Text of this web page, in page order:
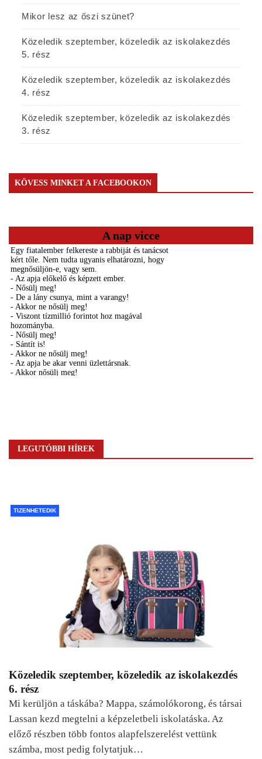
Mikor lesz az őszi szünet?
Közeledik szeptember, közeledik az iskolakezdés
5. rész
Közeledik szeptember, közeledik az iskolakezdés
4. rész
Közeledik szeptember, közeledik az iskolakezdés
3. rész
KÖVESS MINKET A FACEBOOKON
A nap vicce
LEGUTÓBBI HÍREK
TIZENHETEDIK
Közeledik szeptember, közeledik az iskolakezdés
6. rész
Mi kerüljön a táskába? Mappa, számolókorong, és társai
Lassan kezd megtelni a képzeletbeli iskolatáska. Az
előző részben több fontos alapfelszerelést vettünk
számba, most pedig folytatjuk…